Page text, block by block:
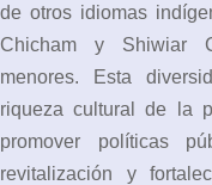
de otros idiomas
Chicham y Shiwiar
menores. Esta
riqueza cultural de la
promover políticas
revitalización y